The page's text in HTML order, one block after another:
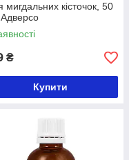
мигдальних кісточок, 50
₴
Купити